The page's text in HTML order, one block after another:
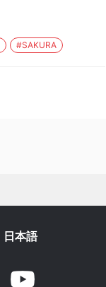
#SAKURA
日本語
Facebook